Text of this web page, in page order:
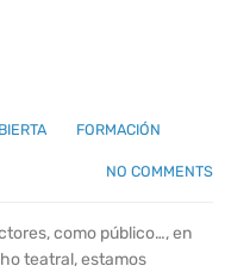
FORMACIÓN
NO COMMENTS
como público…, en
teatral, estamos